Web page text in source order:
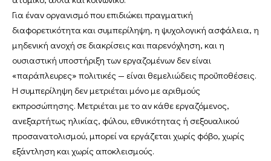
Για έναν οργανισμό που επιδιώκει πραγματική
διαφορετικότητα και συμπερίληψη, η ψυχολογική ασφάλεια, η
μηδενική ανοχή σε διακρίσεις και παρενόχληση, και η
ουσιαστική υποστήριξη των εργαζομένων δεν είναι
«παράπλευρες» πολιτικές — είναι θεμελιώδεις προϋποθέσεις.
Η συμπερίληψη δεν μετριέται μόνο με αριθμούς
εκπροσώπησης. Μετριέται με το αν κάθε εργαζόμενος,
ανεξαρτήτως ηλικίας, φύλου, εθνικότητας ή σεξουαλικού
προσανατολισμού, μπορεί να εργάζεται χωρίς φόβο, χωρίς
εξάντληση και χωρίς αποκλεισμούς.